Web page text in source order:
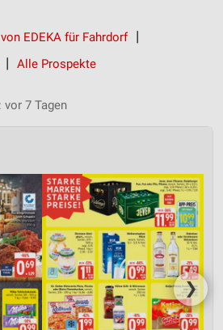
EDEKA für Fahrdorf
Alle Prospekte
7 Tagen
❯